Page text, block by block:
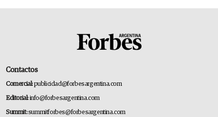
Contactos
Comercial:publicidad@forbesargentina.com
Editorial:info@forbesargentina.com
Summit:summitforbes@forbesargentina.com